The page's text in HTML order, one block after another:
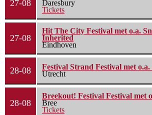
27-08
Daresbury
Tickets
27-08
Hit The City Festival met o.a.
Inherited
Eindhoven
28-08
Festival Strand Festival met
Utrecht
28-08
Breekout! Festival Festival met
Bree
Tickets